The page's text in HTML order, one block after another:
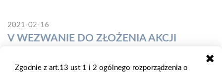
2021-02-16
V WEZWANIE DO ZŁOŻENIA AKCJI
Zarząd Grupy PSB Handel S.A. w Wełeczu, działając na
Zgodnie z art.13 ust 1 i 2 ogólnego rozporządzenia o